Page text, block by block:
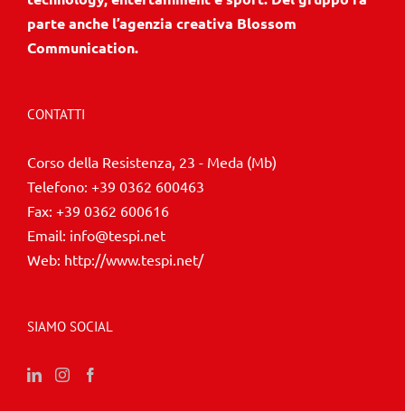
parte anche l’agenzia creativa Blossom
Communication.
CONTATTI
Corso della Resistenza, 23 - Meda (Mb)
Telefono: +39 0362 600463
Fax: +39 0362 600616
Email: info@tespi.net
Web: http://www.tespi.net/
SIAMO SOCIAL